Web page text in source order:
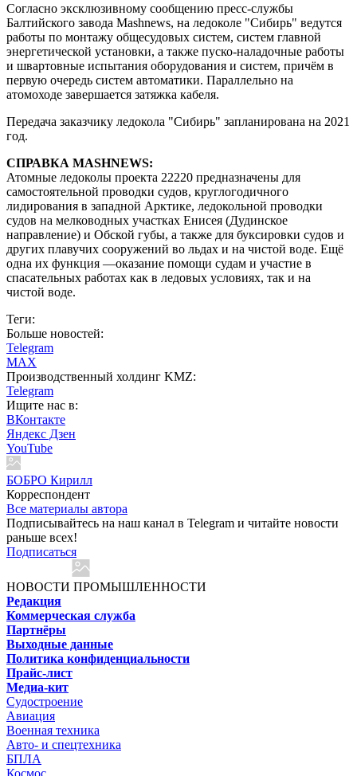
Согласно эксклюзивному сообщению пресс-службы
Балтийского завода Mashnews, на ледоколе "Сибирь" ведутся
работы по монтажу общесудовых систем, систем главной
энергетической установки, а также пуско-наладочные работы
и швартовные испытания оборудования и систем, причём в
первую очередь систем автоматики. Параллельно на
атомоходе завершается затяжка кабеля.
Передача заказчику ледокола "Сибирь" запланирована на 2021
год.
СПРАВКА MASHNEWS:
Атомные ледоколы проекта 22220 предназначены для
самостоятельной проводки судов, круглогодичного
лидирования в западной Арктике, ледокольной проводки
судов на мелководных участках Енисея (Дудинское
направление) и Обской губы, а также для буксировки судов и
других плавучих сооружений во льдах и на чистой воде. Ещё
одна их функция —оказание помощи судам и участие в
спасательных работах как в ледовых условиях, так и на
чистой воде.
Теги:
Больше новостей:
Telegram
MAX
Производственный холдинг KMZ:
Telegram
Ищите нас в:
ВКонтакте
Яндекс Дзен
YouTube
БОБРО Кирилл
Корреспондент
Все материалы автора
Подписывайтесь на наш канал в Telegram и читайте новости
раньше всех!
Подписаться
НОВОСТИ ПРОМЫШЛЕННОСТИ
Редакция
Коммерческая служба
Партнёры
Выходные данные
Политика конфиденциальности
Прайс-лист
Медиа-кит
Судостроение
Авиация
Военная техника
Авто- и спецтехника
БПЛА
Космос